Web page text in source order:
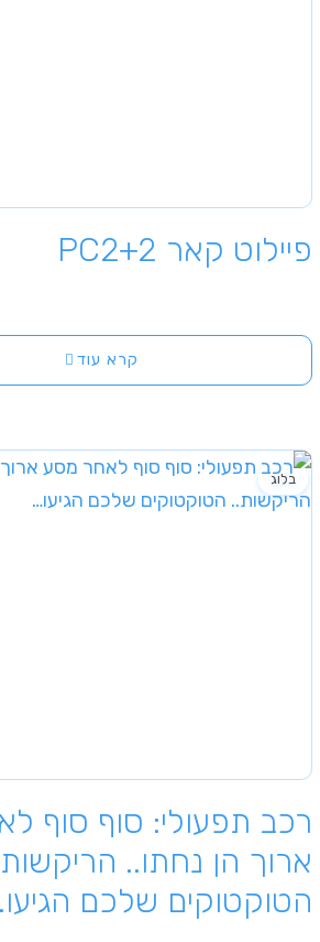
פיילוט קאר PC2+2
קרא עוד
רכב תפעולי: סוף סוף
ארוך הן נחתו..
הטוקטוקים שלכם
בלוג